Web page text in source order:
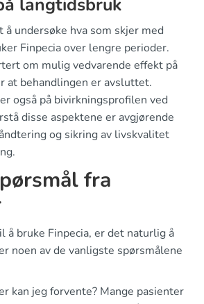
langtidsbruk
å undersøke hva som skjer med
Finpecia over lengre perioder.
om mulig vedvarende effekt på
at behandlingen er avsluttet.
også på bivirkningsprofilen ved
disse aspektene er avgjørende
og sikring av livskvalitet
fra
å bruke Finpecia, er det naturlig å
noen av de vanligste spørsmålene
kan jeg forvente? Mange pasienter